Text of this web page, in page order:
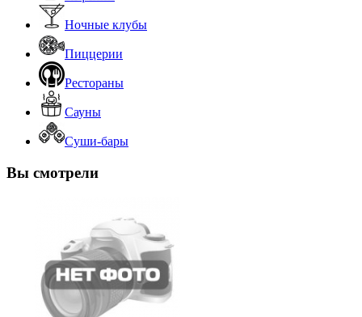
Ночные клубы
Пиццерии
Рестораны
Сауны
Суши-бары
Вы смотрели